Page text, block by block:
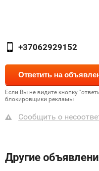
+37062929152
Если Вы не видите кнопку
блокировщики рекламы
Сообщить о
Другие